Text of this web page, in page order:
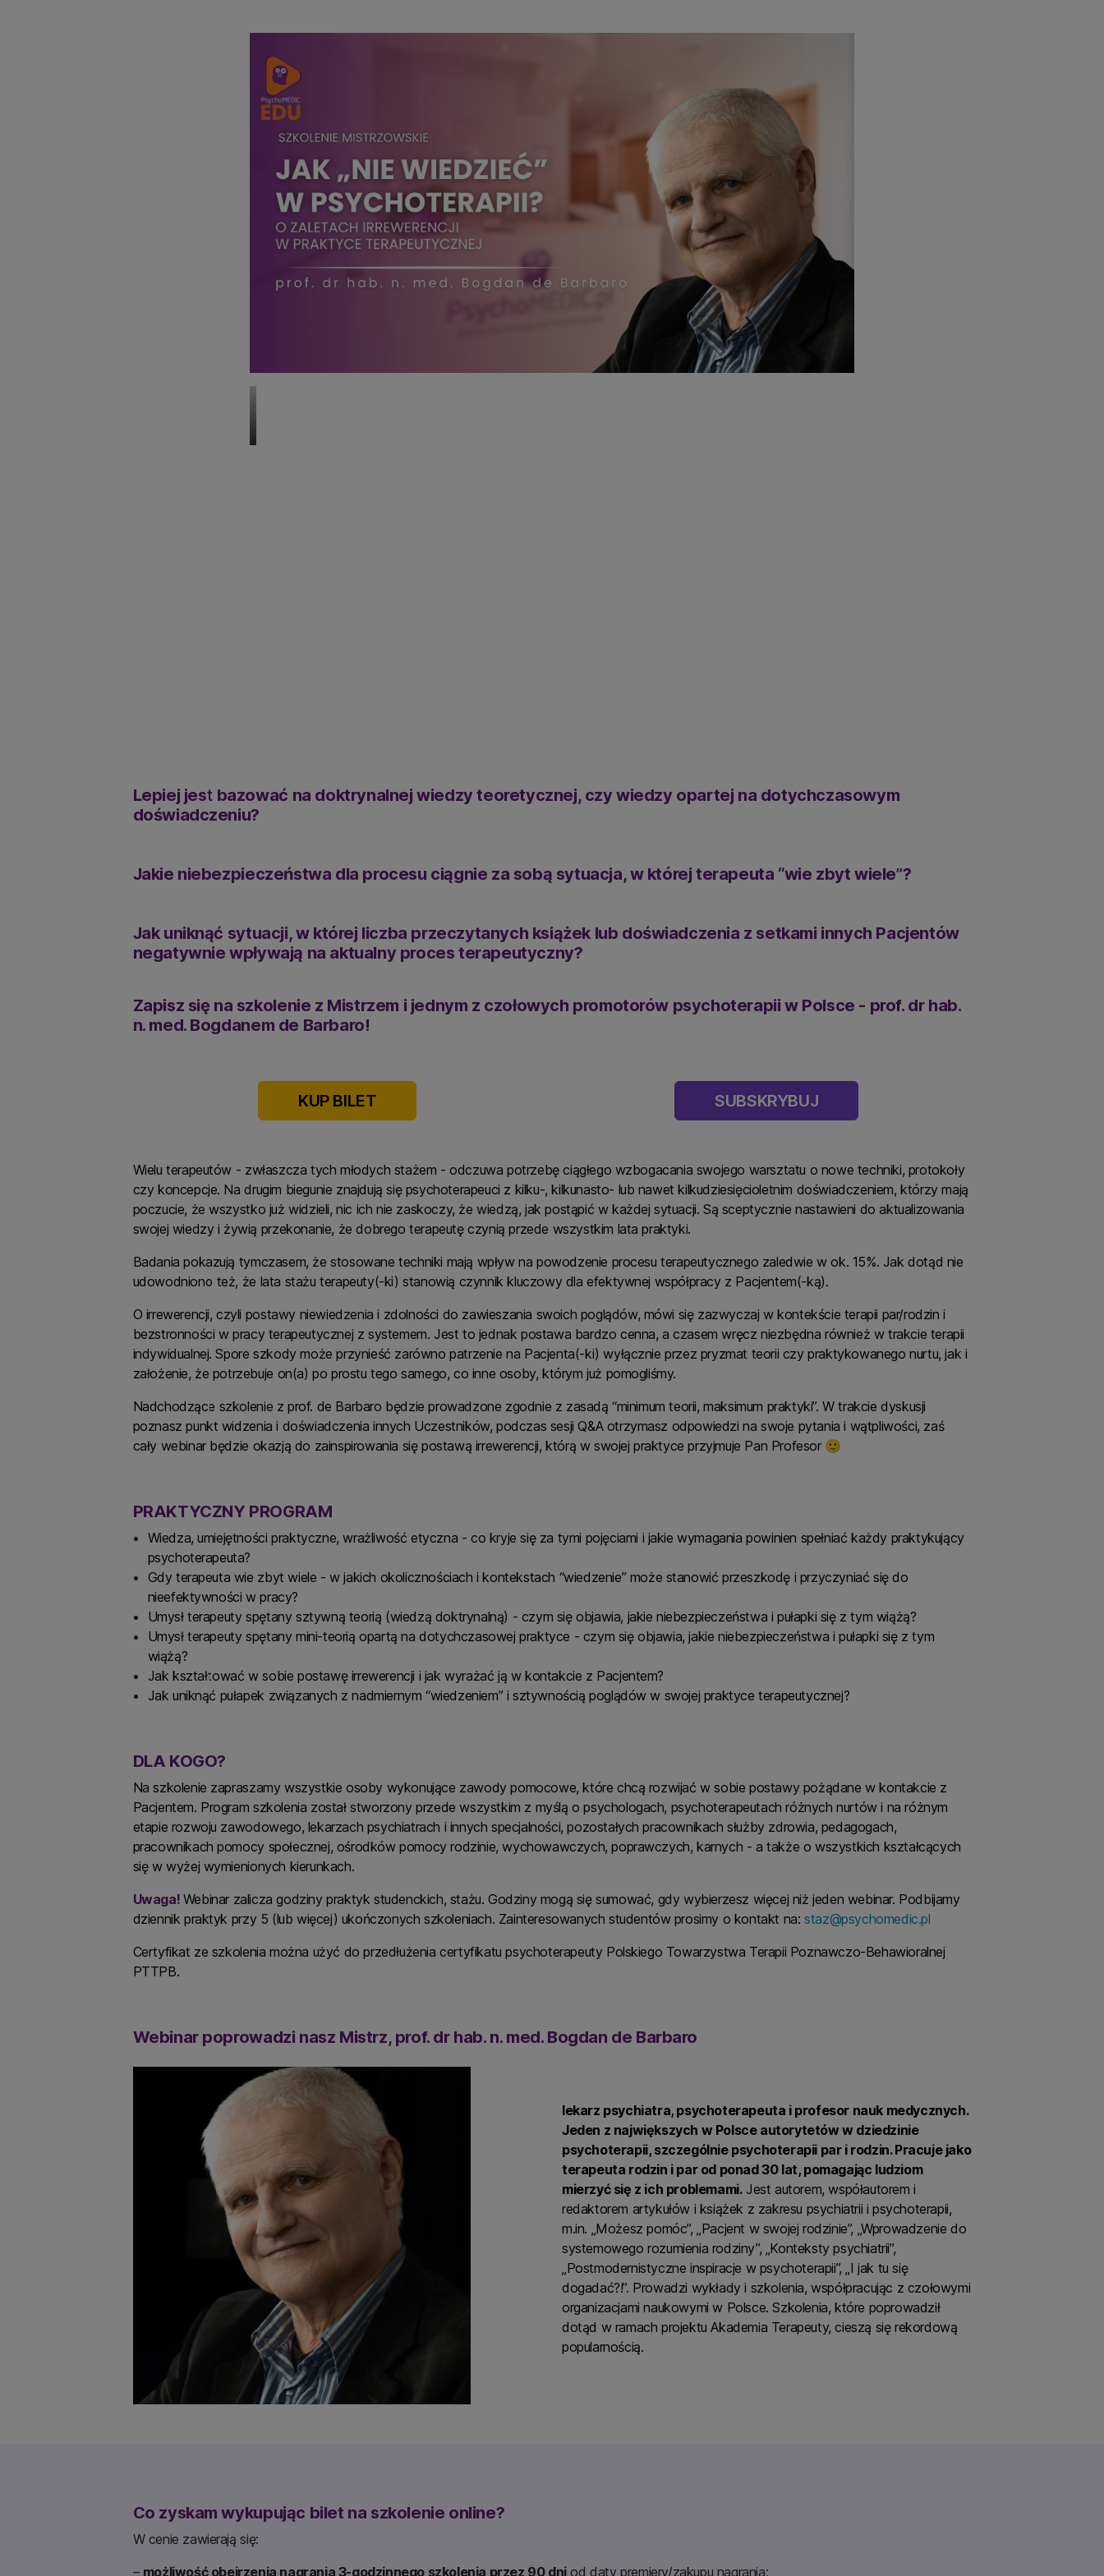
Lepiej jest bazować na doktrynalnej wiedzy teoretycznej, czy wiedzy opartej na dotychczasowym
doświadczeniu?
Jakie niebezpieczeństwa dla procesu ciągnie za sobą sytuacja, w której terapeuta “wie zbyt wiele”?
Jak uniknąć sytuacji, w której liczba przeczytanych książek lub doświadczenia z setkami innych Pacjentów
negatywnie wpływają na aktualny proces terapeutyczny?
Zapisz się na szkolenie z Mistrzem i jednym z czołowych promotorów psychoterapii w Polsce - prof. dr hab.
n. med. Bogdanem de Barbaro!
KUP BILET SUBSKRYBUJ
Wielu terapeutów - zwłaszcza tych młodych stażem - odczuwa potrzebę ciągłego wzbogacania swojego warsztatu o nowe techniki, protokoły
czy koncepcje. Na drugim biegunie znajdują się psychoterapeuci z kilku-, kilkunasto- lub nawet kilkudziesięcioletnim doświadczeniem, którzy mają
poczucie, że wszystko już widzieli, nic ich nie zaskoczy, że wiedzą, jak postąpić w każdej sytuacji. Są sceptycznie nastawieni do aktualizowania
swojej wiedzy i żywią przekonanie, że dobrego terapeutę czynią przede wszystkim lata praktyki.
Badania pokazują tymczasem, że stosowane techniki mają wpływ na powodzenie procesu terapeutycznego zaledwie w ok. 15%. Jak dotąd nie
udowodniono też, że lata stażu terapeuty(-ki) stanowią czynnik kluczowy dla efektywnej współpracy z Pacjentem(-ką).
O irrewerencji, czyli postawy niewiedzenia i zdolności do zawieszania swoich poglądów, mówi się zazwyczaj w kontekście terapii par/rodzin i
bezstronności w pracy terapeutycznej z systemem. Jest to jednak postawa bardzo cenna, a czasem wręcz niezbędna również w trakcie terapii
indywidualnej. Spore szkody może przynieść zarówno patrzenie na Pacjenta(-ki) wyłącznie przez pryzmat teorii czy praktykowanego nurtu, jak i
założenie, że potrzebuje on(a) po prostu tego samego, co inne osoby, którym już pomogliśmy.
Nadchodzące szkolenie z prof. de Barbaro będzie prowadzone zgodnie z zasadą “minimum teorii, maksimum praktyki”. W trakcie dyskusji
poznasz punkt widzenia i doświadczenia innych Uczestników, podczas sesji Q&A otrzymasz odpowiedzi na swoje pytania i wątpliwości, zaś
cały webinar będzie okazją do zainspirowania się postawą irrewerencji, którą w swojej praktyce przyjmuje Pan Profesor 🙂
PRAKTYCZNY PROGRAM
Wiedza, umiejętności praktyczne, wrażliwość etyczna - co kryje się za tymi pojęciami i jakie wymagania powinien spełniać każdy praktykujący
psychoterapeuta?
Gdy terapeuta wie zbyt wiele - w jakich okolicznościach i kontekstach “wiedzenie” może stanowić przeszkodę i przyczyniać się do
nieefektywności w pracy?
Umysł terapeuty spętany sztywną teorią (wiedzą doktrynalną) - czym się objawia, jakie niebezpieczeństwa i pułapki się z tym wiążą?
Umysł terapeuty spętany mini-teorią opartą na dotychczasowej praktyce - czym się objawia, jakie niebezpieczeństwa i pułapki się z tym
wiążą?
Jak kształtować w sobie postawę irrewerencji i jak wyrażać ją w kontakcie z Pacjentem?
Jak uniknąć pułapek związanych z nadmiernym “wiedzeniem” i sztywnością poglądów w swojej praktyce terapeutycznej?
DLA KOGO?
Na szkolenie zapraszamy wszystkie osoby wykonujące zawody pomocowe, które chcą rozwijać w sobie postawy pożądane w kontakcie z
Pacjentem. Program szkolenia został stworzony przede wszystkim z myślą o psychologach, psychoterapeutach różnych nurtów i na różnym
etapie rozwoju zawodowego, lekarzach psychiatrach i innych specjalności, pozostałych pracownikach służby zdrowia, pedagogach,
pracownikach pomocy społecznej, ośrodków pomocy rodzinie, wychowawczych, poprawczych, karnych - a także o wszystkich kształcących
się w wyżej wymienionych kierunkach.
Uwaga! Webinar zalicza godziny praktyk studenckich, stażu. Godziny mogą się sumować, gdy wybierzesz więcej niż jeden webinar. Podbijamy
dziennik praktyk przy 5 (lub więcej) ukończonych szkoleniach. Zainteresowanych studentów prosimy o kontakt na:staz@psychomedic.pl
Certyfikat ze szkolenia można użyć do przedłużenia certyfikatu psychoterapeuty Polskiego Towarzystwa Terapii Poznawczo-Behawioralnej
PTTPB.
Webinar poprowadzi nasz Mistrz, prof. dr hab. n. med. Bogdan de Barbaro
lekarz psychiatra, psychoterapeuta i profesor nauk medycznych.
Jeden z największych w Polsce autorytetów w dziedzinie
psychoterapii, szczególnie psychoterapii par i rodzin. Pracuje jako
terapeuta rodzin i par od ponad 30 lat, pomagając ludziom
mierzyć się z ich problemami.Jest autorem, współautorem i
redaktorem artykułów i książek z zakresu psychiatrii i psychoterapii,
m.in. „Możesz pomóc”, „Pacjent w swojej rodzinie”, „Wprowadzenie do
systemowego rozumienia rodziny”, „Konteksty psychiatrii”,
„Postmodernistyczne inspiracje w psychoterapii”, „I jak tu się
dogadać?!”. Prowadzi wykłady i szkolenia, współpracując z czołowymi
organizacjami naukowymi w Polsce. Szkolenia, które poprowadził
dotąd w ramach projektu Akademia Terapeuty, cieszą się rekordową
popularnością.
Co zyskam wykupując bilet na szkolenie online?
W cenie zawierają się:
– możliwość obejrzenia nagrania 3-godzinnego szkolenia przez 90 dniod daty premiery/zakupu nagrania;